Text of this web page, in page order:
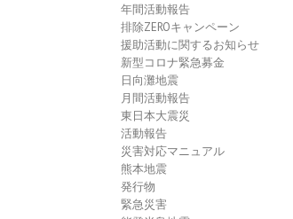
年間活動報告
排除ZEROキャンペーン
援助活動に関するお知らせ
新型コロナ緊急募金
日向灘地震
月間活動報告
東日本大震災
活動報告
災害対応マニュアル
熊本地震
発行物
緊急災害